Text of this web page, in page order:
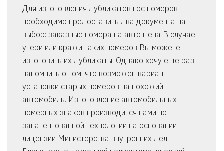
Для изготовления дубликатов гос номеров
необходимо предоставить два документа на
выбор: заказные номера на авто цена В случае
утери или кражи таких номеров Вы можете
изготовить их дубликаты. Однако хочу еще раз
напомнить о том, что возможен вариант
установки старых номеров на похожий
автомобиль. Изготовление автомобильных
номерных знаков производится нами по
запатентованной технологии на основании
лицензии Министерства внутренних дел.